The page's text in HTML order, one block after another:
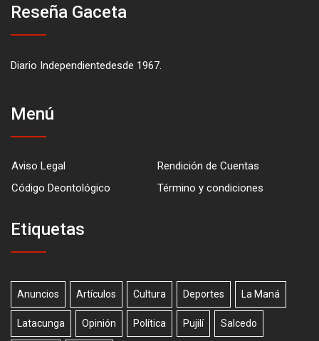
Reseña Gaceta
Diario Independientedesde 1967.
Menú
Aviso Legal
Rendición de Cuentas
Código Deontológico
Término y condiciones
Etiquetas
Anuncios Artículos Cultura Deportes La Maná
Latacunga Opinión Política Pujilí Salcedo